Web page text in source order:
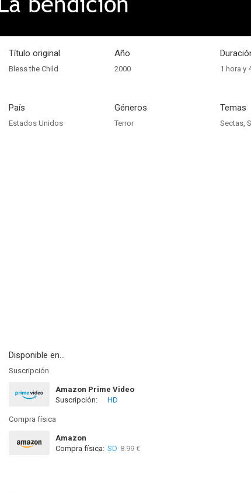
Título original
Bless the Child
Año
2000 1 hora y
País
Estados Unidos
Géneros
Terror
Temas
Sectas,
Disponible en...
Suscripción
Amazon Prime Video
Suscripción:
HD
Compra física
Amazon
Compra física: SD 8.99 €